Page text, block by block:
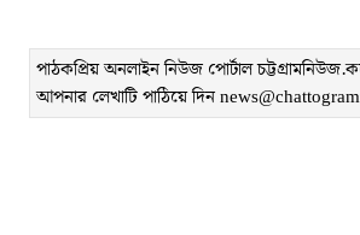
পাঠকপ্রিয় অনলাইন নিউজ পোর্টাল
আপনার লেখাটি পাঠিয়ে দিন